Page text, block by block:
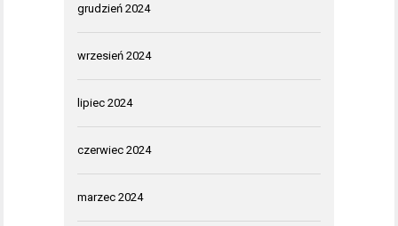
grudzień 2024
wrzesień 2024
lipiec 2024
czerwiec 2024
marzec 2024